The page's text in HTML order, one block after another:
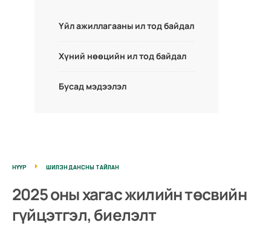
Үйл ажиллагааны ил тод байдал
Хүний нөөцийн ил тод байдал
Бусад мэдээлэл
НҮҮР ШИЛЭН ДАНСНЫ ТАЙЛАН
2025 оны хагас жилийн төсвийн
гүйцэтгэл, биелэлт